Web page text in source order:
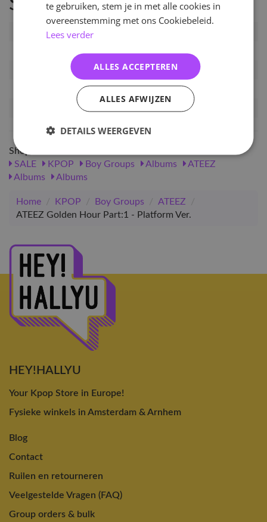
Specificaties
Artikelnummer
Pre-order tot
13-05-2024
31-05-2024
Verwachte leverdatum
21-06-2024
Shop meer
SALE
KPOP Boy Groups Albums
ATEEZ
Albums
Albums
Home / KPOP / Boy Groups / ATEEZ
/
ATEEZ Golden Hour Part:1 - Platform Ver.
HEY!HALLYU
Your Kpop Store in Europe!
Fysieke winkels in Amsterdam & Arnhem
Blog
Contact
Ruilen en retourneren
Veelgestelde Vragen (FAQ)
Group orders & bulk
te gebruiken, stem je in met alle cookies in
overeenstemming met ons Cookiebeleid.
Lees verder
ALLES ACCEPTEREN
ALLES AFWIJZEN
DETAILS WEERGEVEN